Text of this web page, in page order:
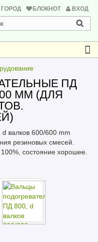
БЛОКНОТ ВХОД
ПД
MM (ДЛЯ
валков 600/600 mm
резиновых смесей.
состояние хорошее.